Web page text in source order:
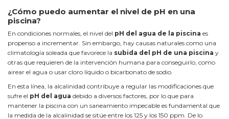
¿Cómo puedo aumentar el nivel de pH en una
piscina?
En condiciones normales, el nivel del pH del agua de la piscina es
propenso a incrementar. Sin embargo, hay causas naturales como una
climatología soleada que favorece la subida del pH de una piscina y
otras que requieren de la intervención humana para conseguirlo, como
airear el agua o usar cloro líquido o bicarbonato de sodio.
En esta línea, la alcalinidad contribuye a regular las modificaciones que
sufre el pH del agua debido a diversos factores, por lo que para
mantener la piscina con un saneamiento impecable es fundamental que
la medida de la alcalinidad se sitúe entre los 125 y los 150 ppm. De lo